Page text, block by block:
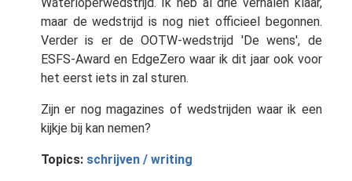
maar de wedstrijd is nog niet officieel begonnen.
Verder is er de OOTW-wedstrijd 'De wens', de
ESFS-Award en EdgeZero waar ik dit jaar ook voor
het eerst iets in zal sturen.
Zijn er nog magazines of wedstrijden waar ik een
kijkje bij kan nemen?
Topics: schrijven / writing